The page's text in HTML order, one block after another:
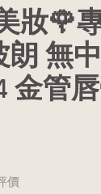
妝🌹
朗 無
金管
價